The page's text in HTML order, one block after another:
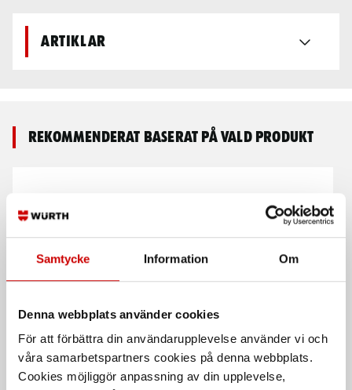
Samtycke Information Om
Denna webbplats använder cookies
För att förbättra din användarupplevelse använder vi och
våra samarbetspartners cookies på denna webbplats.
Cookies möjliggör anpassning av din upplevelse,
Artiklar
Rekommenderat baserat på vald produkt
Hantverksbyxor 1530
1530 65% polyester, 35% bomull
Hantverksbyxa med
55% bomull, 30% polyester, 15%
polyamid, denim, belagd, stretch,
340 g/m²